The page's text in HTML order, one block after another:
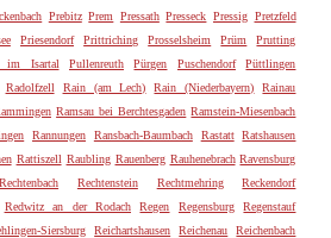
Prebitz Prem Pressath Presseck Pressig Pretzfeld
Priesendorf Prittriching Prosselsheim Prüm
Prutting
im Isartal Pullenreuth Pürgen Puschendorf
Püttlingen
Radolfzell Rain (am Lech) Rain (Niederbayern)
Rainau
Ramsau bei Berchtesgaden Ramstein-Miesenbach
Rannungen Ransbach-Baumbach Rastatt
Ratshausen
Rattiszell Raubling Rauenberg Rauhenebrach Ravensburg
Rechtenbach Rechtenstein Rechtmehring
Reckendorf
Redwitz an der Rodach Regen Regensburg
Regenstauf
Siersburg Reichartshausen Reichenau
Reichenbach